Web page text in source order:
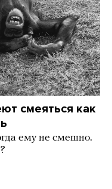
смеяться как
ему не смешно.